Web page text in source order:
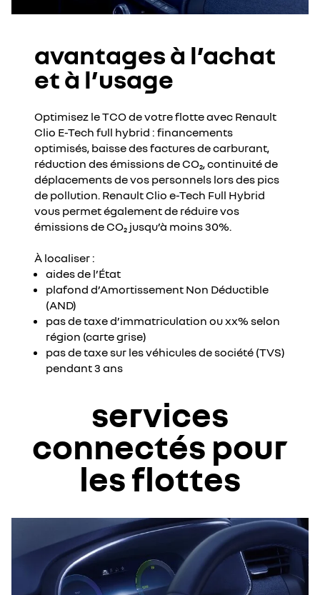
avantages à l’achat
et à l’usage
Optimisez le TCO de votre flotte avec Renault
Clio E-Tech full hybrid : financements
optimisés, baisse des factures de carburant,
réduction des émissions de CO₂, continuité de
déplacements de vos personnels lors des pics
de pollution. Renault Clio e-Tech Full Hybrid
vous permet également de réduire vos
émissions de CO₂ jusqu’à moins 30%.
À localiser :
aides de l’État
plafond d’Amortissement Non Déductible
(AND)
pas de taxe d’immatriculation ou xx% selon
région (carte grise)
pas de taxe sur les véhicules de société (TVS)
pendant 3 ans
services
connectés pour
les flottes